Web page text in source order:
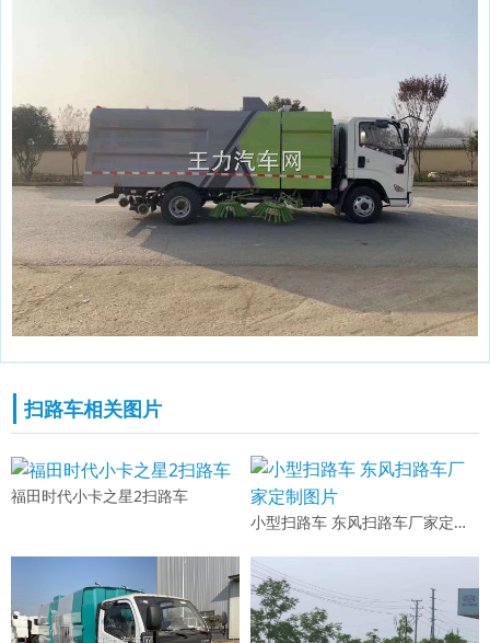
扫路车相关图片
福田时代小卡之星2扫路车
小型扫路车 东风扫路车厂家定制图片